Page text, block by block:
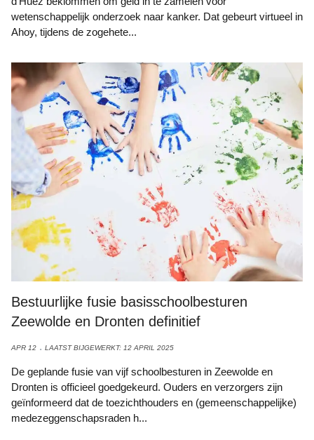
wetenschappelijk onderzoek naar kanker. Dat gebeurt virtueel in
Ahoy, tijdens de zogehete...
Bestuurlijke fusie basisschoolbesturen
Zeewolde en Dronten definitief
APR 12 LAATST BIJGEWERKT: 12 APRIL 2025
De geplande fusie van vijf schoolbesturen in Zeewolde en
Dronten is officieel goedgekeurd. Ouders en verzorgers zijn
geïnformeerd dat de toezichthouders en (gemeenschappelijke)
medezeggenschapsraden h...